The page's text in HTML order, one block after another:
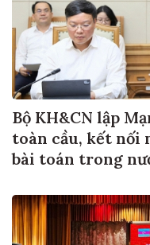
Bộ KH&CN lập
toàn cầu, kết nối
bài toán trong